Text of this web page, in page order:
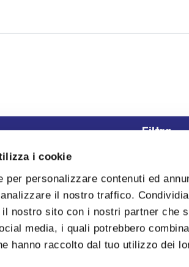
i cookie
per personalizzare contenuti ed
il nostro traffico.
nostro sito con i nostri partner che
media, i quali potrebbero
hanno raccolto dal tuo utilizzo dei
Filtra
Bar